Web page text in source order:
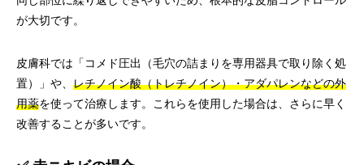
が大切です。
皮膚科では「コメド圧出（毛穴の詰まりを専用器具で取り除く処
置）」や、 レチノイン酸（トレチノイン）・アダパレンなどの外
用薬を使って治療します。これらを使用した場合は、さらに早く
改善することが多いです。